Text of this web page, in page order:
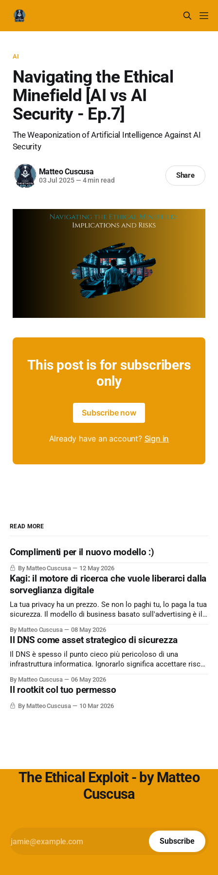
AI
Navigating the Ethical
Minefield [AI vs AI
Security - Ep.7]
The Weaponization of Artificial Intelligence Against AI
Security
Matteo Cuscusa
03 Jul 2025 — 4 min read
Share
This post is for subscribers
only
Subscribe now
Already have an account? Sign in
READ MORE
Complimenti per il nuovo modello :)
By Matteo Cuscusa 12 May 2026
Kagi: il motore di ricerca che vuole liberarci dalla
sorveglianza digitale
La tua privacy ha un prezzo. Se non lo paghi tu, lo paga la tua
sicurezza. Il modello di business basato sull'advertising è il
motore di ricerca un servizio dove l'utente è il cliente
By Matteo Cuscusa 08 May 2026
Il DNS come asset strategico di sicurezza
Il DNS è spesso il punto cieco più pericoloso di una
infrastruttura informatica. Ignorarlo significa accettare rischi
semplicemente per non aver messo in discussione un
default. L'approfondimento nel mio articolo su
Cybersecurity360 - Nextwork360:
By Matteo Cuscusa 06 May 2026
Il rootkit col tuo permesso
By Matteo Cuscusa 10 Mar 2026
The Ethical Exploit - by Matteo
Cuscusa
Subscribe